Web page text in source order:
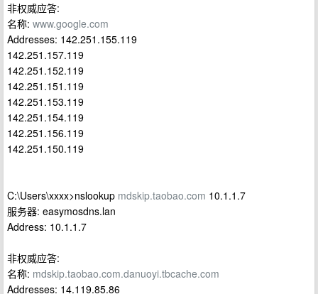
非权威应答:
名称: www.google.com
Addresses: 142.251.155.119
142.251.157.119
142.251.152.119
142.251.151.119
142.251.153.119
142.251.154.119
142.251.156.119
142.251.150.119
C:\Users\xxxx>nslookup mdskip.taobao.com 10.1.1.7
服务器: easymosdns.lan
Address: 10.1.1.7
非权威应答:
名称: mdskip.taobao.com.danuoyi.tbcache.com
Addresses: 14.119.85.86